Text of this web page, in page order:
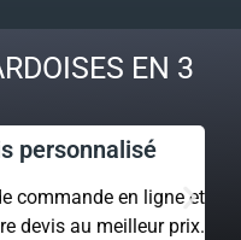
EN 3
personnalisé
commande en ligne et
devis au meilleur prix.